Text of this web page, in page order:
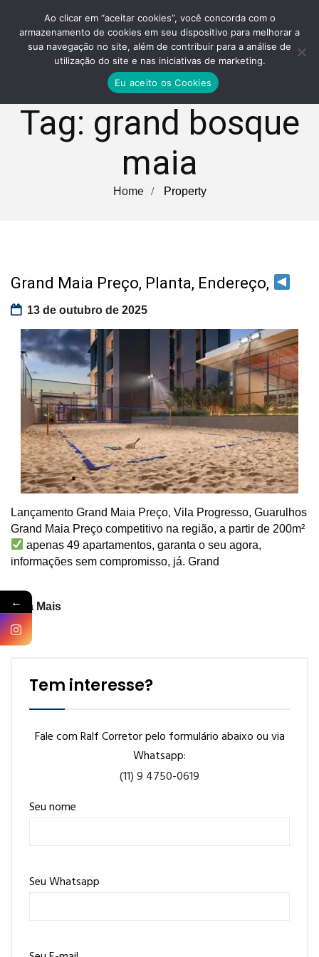
Tag: grand bosque
maia
Home Property
Grand Maia Preço, Planta, Endereço,
13 de outubro de 2025
Lançamento Grand Maia Preço, Vila Progresso, Guarulhos
Grand Maia Preço competitivo na região, a partir de 200m²
apenas 49 apartamentos, garanta o seu agora,
informações sem compromisso, já. Grand
Veja Mais
Tem interesse?
Fale com Ralf Corretor pelo formulário abaixo ou via
Whatsapp:
(11) 9 4750-0619
Seu nome
Seu Whatsapp
←
Ao clicar em “aceitar cookies”, você concorda com o
armazenamento de cookies em seu dispositivo para melhorar a
sua navegação no site, além de contribuir para a análise de
utilização do site e nas iniciativas de marketing.
Eu aceito os Cookies